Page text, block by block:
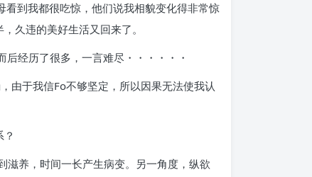
到我都很吃惊，他们说我相貌变化得非常惊
久违的美好生活又回来了。
经历了很多，一言难尽・・・・・・
由于我信Fo不够坚定，所以因果无法使我认
滋养，时间一长产生病变。另一角度，纵欲